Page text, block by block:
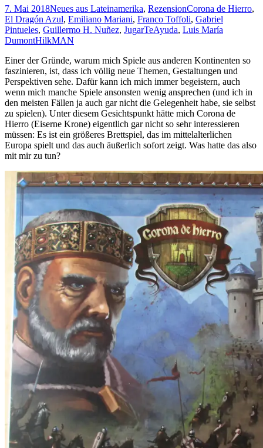
7. Mai 2018Neues aus Lateinamerika, RezensionCorona de Hierro,
El Dragón Azul, Emiliano Mariani, Franco Toffoli, Gabriel
Pintueles, Guillermo H. Nuñez, JugarTeAyuda, Luis María
DumontHilkMAN
Einer der Gründe, warum mich Spiele aus anderen Kontinenten so
faszinieren, ist, dass ich völlig neue Themen, Gestaltungen und
Perspektiven sehe. Dafür kann ich mich immer begeistern, auch
wenn mich manche Spiele ansonsten wenig ansprechen (und ich in
den meisten Fällen ja auch gar nicht die Gelegenheit habe, sie selbst
zu spielen). Unter diesem Gesichtspunkt hätte mich Corona de
Hierro (Eiserne Krone) eigentlich gar nicht so sehr interessieren
müssen: Es ist ein größeres Brettspiel, das im mittelalterlichen
Europa spielt und das auch äußerlich sofort zeigt. Was hatte das also
mit mir zu tun?